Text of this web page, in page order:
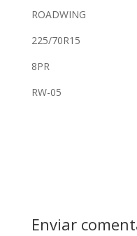
ROADWING
225/70R15
8PR
RW-05
Enviar